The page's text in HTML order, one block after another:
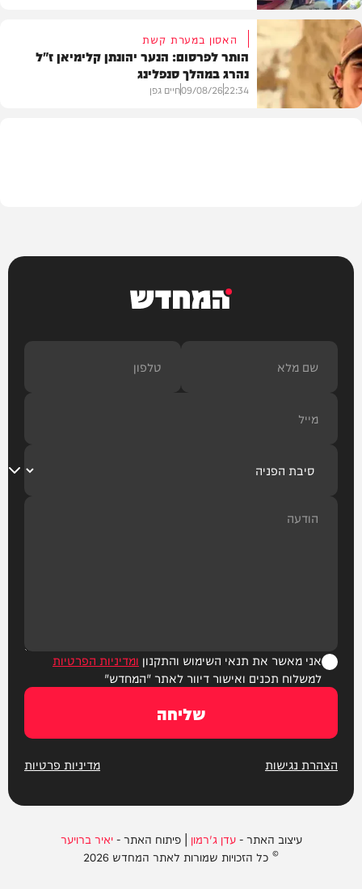
האסון במערת קשת
הותר לפרסום: הנער יהונתן קלימיאן ז"ל
נהרג במהלך סנפלינג
22:34
09/08/26חיים גפן
המחדש
אני מאשר את תנאי השימוש והתקנון ומדיניות הפרטיות
למשלוח תכנים ואישור דיוור לאתר "המחדש"
שליחה
הצהרת נגישות מדיניות פרטיות
עיצוב האתר -עדן ג'רמון | פיתוח האתר -יאיר ברויער
© כל הזכויות שמורות לאתר המחדש 2026